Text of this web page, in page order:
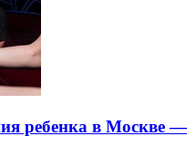
ребенка в Москве —